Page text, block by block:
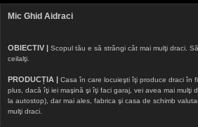
Mic Ghid Aidraci
OBIECTIV | Scopul tău e să strângi cât mai mulţi draci.
ceilalţi.
PRODUCȚIA | Casa în care locuieşti îţi produce draci în
plus, dacă îţi iei maşină şi îţi faci garaj, vei avea mai mulţi
la autostop), dar mai ales, fabrica şi casa de schimb
mulţi draci.